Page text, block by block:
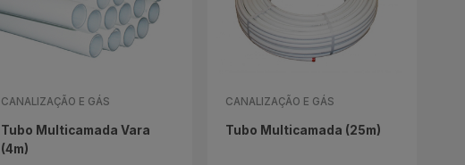
CANALIZAÇÃO E GÁS
Tubo Multicamada Vara
(4m)
CANALIZAÇÃO E GÁS
Tubo Multicamada (25m)